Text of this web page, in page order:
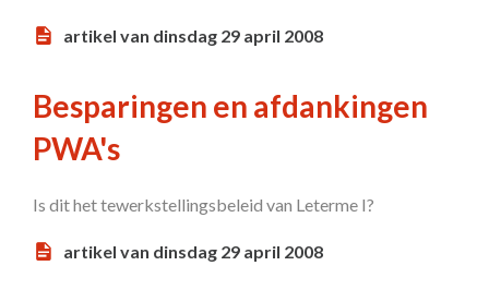
artikel van dinsdag 29 april 2008
Besparingen en afdankingen
PWA's
Is dit het tewerkstellingsbeleid van Leterme I?
artikel van dinsdag 29 april 2008